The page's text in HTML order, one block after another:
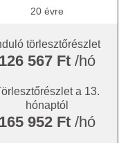
20 évre
törlesztőrészlet
126 567 Ft /hó
a 13.
hónaptól
165 952 Ft /hó